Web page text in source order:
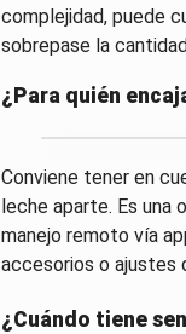
complejidad, puede
sobrepase la
¿Para quién
Conviene tener en
leche aparte. Es una
manejo remoto vía
accesorios o ajustes
¿Cuándo tiene